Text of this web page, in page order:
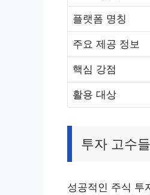
플랫폼 명칭
주요 제공 정보
핵심 강점
활용 대상
투자 고수
성공적인 주식 투